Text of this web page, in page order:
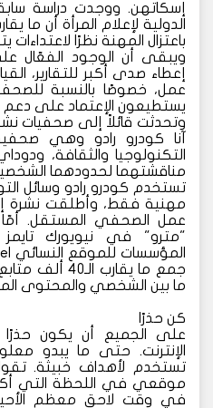
إسكاتهن. ووجدت دراسة
الدولية لإعلام المرأة أن ما
باعتزال المهنة نظرًا لاعتداءات
ويبقى أن الوجود الفعّال
إعطاء صدى أكبر للتقارير،
عمل، خصوصًا بالنسبة
يستطيعون الإعتماد على دعم
وتحدثت قائلاً إلى صحفيات
آنا كودرو رادو وهي
التكنولوجيا والثقافة،
مناقشتهما لحدودهما
تستخدم كودرو رادو وسائل
مهنية فقط، وأطلقت نشرة
عمل الصحفي المستقل.
"مترو" في نيويورك
جمع ما يقارب
ما بين الشخصي والمحتوى
كن حذرًا
على الجميع أن يكون
الإنترنت. حتى ما يبدو
تستخدم لأهداف خبيثة.
موقعي في اللحظة التي
في وقت لاحق معظم